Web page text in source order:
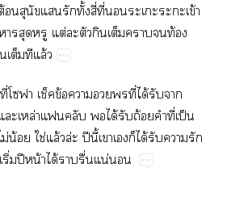
​​​​ั้​ี่​ี่​​​​​​ข้​
ต่​​​​​​​ท้​
ล้
​​​ข้​​​​ี่​ได้​​​
ล่​​ได้​​ถ้​​ี่​ป็​
​ใช่​ล้​ล่​ปี​ี้​​​​ได้​​​​
​ปี​น้​ได้​​ื่​น่​